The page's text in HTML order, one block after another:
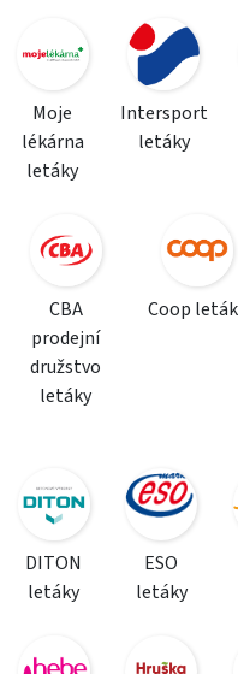
Moje
lékárna
letáky
Intersport
letáky
CBA
prodejní
družstvo
letáky
Coop
DITON
letáky
ESO
letáky